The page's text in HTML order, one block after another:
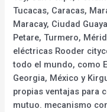
Tucacas, Caracas,
Maracay, Ciudad
Petare, Turmero,
eléctricas Rooder
todo el mundo, como
Georgia, México y
propias ventajas para
mutuo. mecanismo